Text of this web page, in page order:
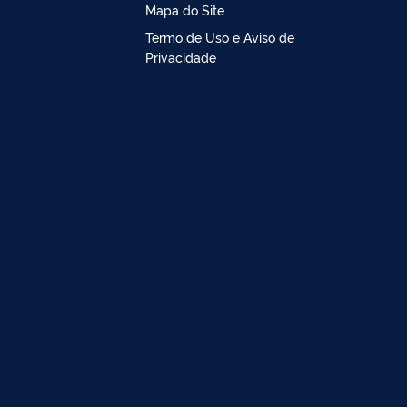
Mapa do Site
Termo de Uso e Aviso de
Privacidade